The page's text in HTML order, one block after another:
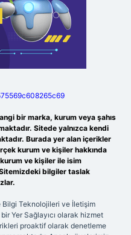
bir marka, kurum veya şahıs
Sitede yalnızca kendi
Burada yer alan içerikler
kurum ve kişiler hakkında
ve kişiler ile isim
bilgiler taslak
Bilgi Teknolojileri ve İletişim
Yer Sağlayıcı olarak hizmet
proaktif olarak denetleme